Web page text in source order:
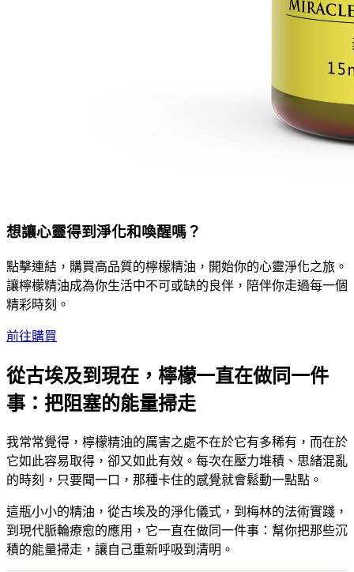
想讓心靈得到淨化和喚醒嗎？
點擊連結，購買高品質的檸檬精油，開始你的心靈淨化之旅。
讓檸檬精油成為你生活中不可或缺的良伴，陪伴你走過每一個
精彩時刻。
前往購買
從古埃及到現在，檸檬一直在做同一件
事：把阻塞的能量掃走
我常常覺得，檸檬精油的厲害之處不在於它有多稀有，而在於
它如此容易取得，卻又如此有效。每次在壓力堆積、思緒混亂
的時刻，只要聞一口，那種卡住的感覺就會鬆動一點點。
這瓶小小的精油，從古埃及的淨化儀式，到梅林的法術實踐，
到現代脈輪療愈的應用，它一直在做同一件事：幫你把那些沉
積的能量掃走，讓自己重新呼吸到清明。